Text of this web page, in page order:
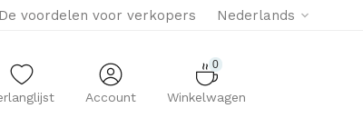
Nederlands
De voordelen voor verkopers
Account
0
Winkelwagen